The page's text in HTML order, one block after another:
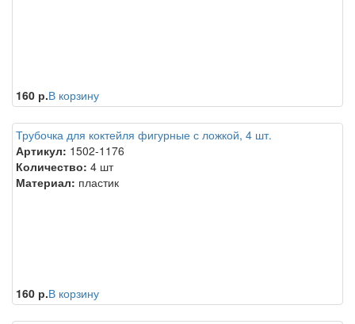
160 р.В корзину
Трубочка для коктейля фигурные с ложкой, 4 шт.
Артикул: 1502-1176
Количество: 4 шт
Материал: пластик
160 р.В корзину